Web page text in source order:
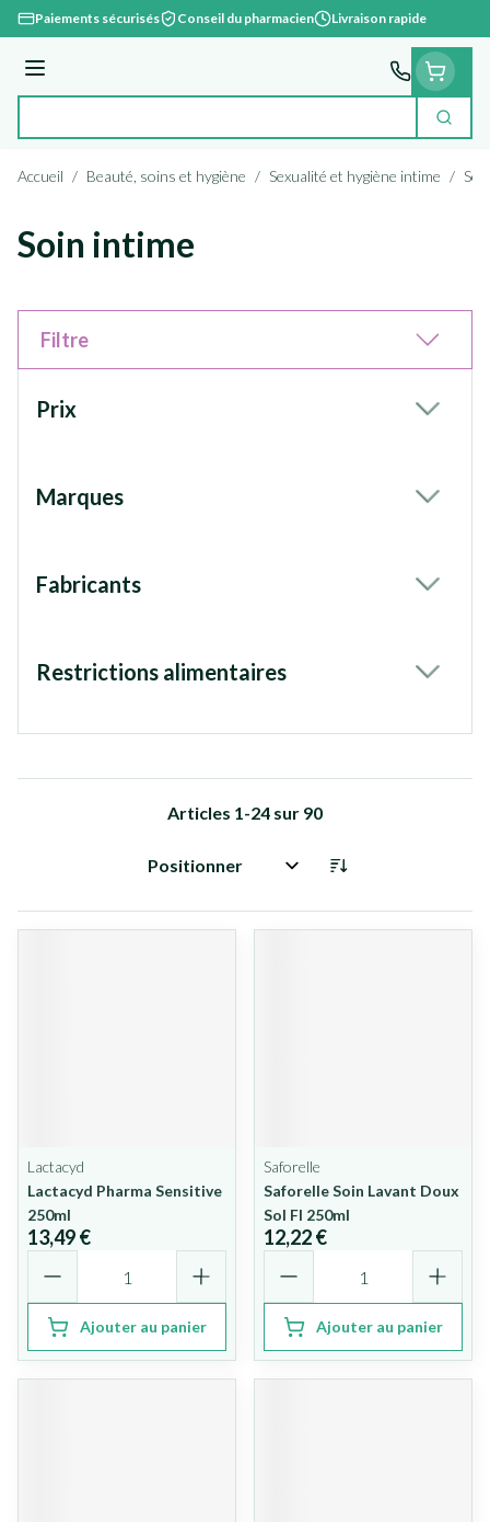
Aller au contenu
Paiements sécurisés Conseil du pharmacien Livraison rapide
Menu
Accueil / Beauté, soins et hygiène / Sexualité et hygiène intime /
Soin intime
Filtre
Prix
Marques
Fabricants
Restrictions alimentaires
Articles 1-24 sur 90
Trier par:
Lactacyd
Lactacyd Pharma Sensitive
250ml
13,49 €
Ajouter au panier
Saforelle
Saforelle Soin Lavant Doux
Sol Fl 250ml
12,22 €
Ajouter au panier